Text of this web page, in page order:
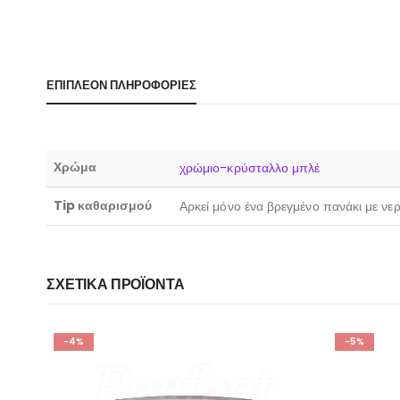
ΕΠΙΠΛΈΟΝ ΠΛΗΡΟΦΟΡΊΕΣ
Χρώμα χρώμιο-κρύσταλλο μπλέ
Tip καθαρισμού Αρκεί μόνο ένα βρεγμένο πανάκι με
ΣΧΕΤΙΚΆ ΠΡΟΪΌΝΤΑ
-4% -5%